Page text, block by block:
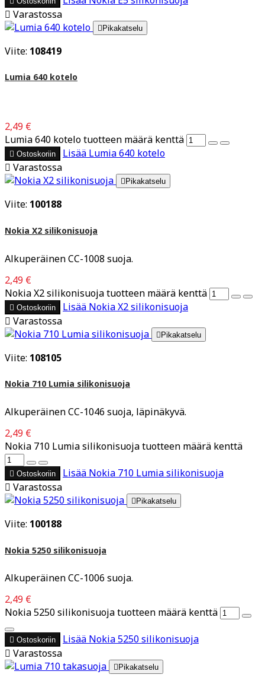
 Varastossa
Pikakatselu
Viite: 108419
Lumia 640 kotelo
2,49 €
Lumia 640 kotelo tuotteen määrä kenttä
 Ostoskoriin Lisää Lumia 640 kotelo
 Varastossa
 Pikakatselu
Viite: 100188
Nokia X2 silikonisuoja
Alkuperäinen CC-1008 suoja.
2,49 €
Nokia X2 silikonisuoja tuotteen määrä kenttä
 Ostoskoriin Lisää Nokia X2 silikonisuoja
 Varastossa
Pikakatselu
Viite: 108105
Nokia 710 Lumia silikonisuoja
Alkuperäinen CC-1046 suoja, läpinäkyvä.
2,49 €
Nokia 710 Lumia silikonisuoja tuotteen määrä kenttä
 Ostoskoriin Lisää Nokia 710 Lumia silikonisuoja
 Varastossa
 Pikakatselu
Viite: 100188
Nokia 5250 silikonisuoja
Alkuperäinen CC-1006 suoja.
2,49 €
Nokia 5250 silikonisuoja tuotteen määrä kenttä
 Ostoskoriin Lisää Nokia 5250 silikonisuoja
 Varastossa
 Pikakatselu